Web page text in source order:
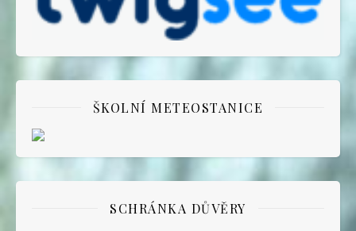
ŠKOLNÍ METEOSTANICE
SCHRÁNKA DŮVĚRY